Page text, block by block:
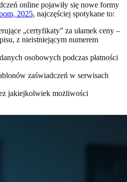
online pojawiły się nowe formy
2025, najczęściej spotykane to:
„certyfikaty” za ułamek ceny –
z nieistniejącym numerem
osobowych podczas płatności
zaświadczeń w serwisach
jakiejkolwiek możliwości